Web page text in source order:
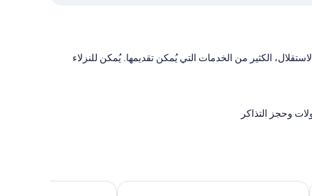
الكثير من الخدمات التي يُمكن تقديمها. يُمكن للنزلاء
وحجز التذاكر
ميريدياني تاكسيم هوتل ليفيل سويتس